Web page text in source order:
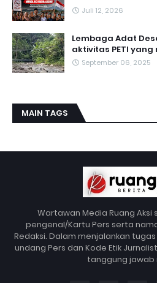
Juli 12, 2026
Lembaga Adat
aktivitas PETI
September 06, 2025
MAIN TAGS
Wartawan Media Ruang
pengenal/Kartu Pers serta
Redaksi. Dalam menjalankan
undang Pers dan Kode Etik
tanggung jawab